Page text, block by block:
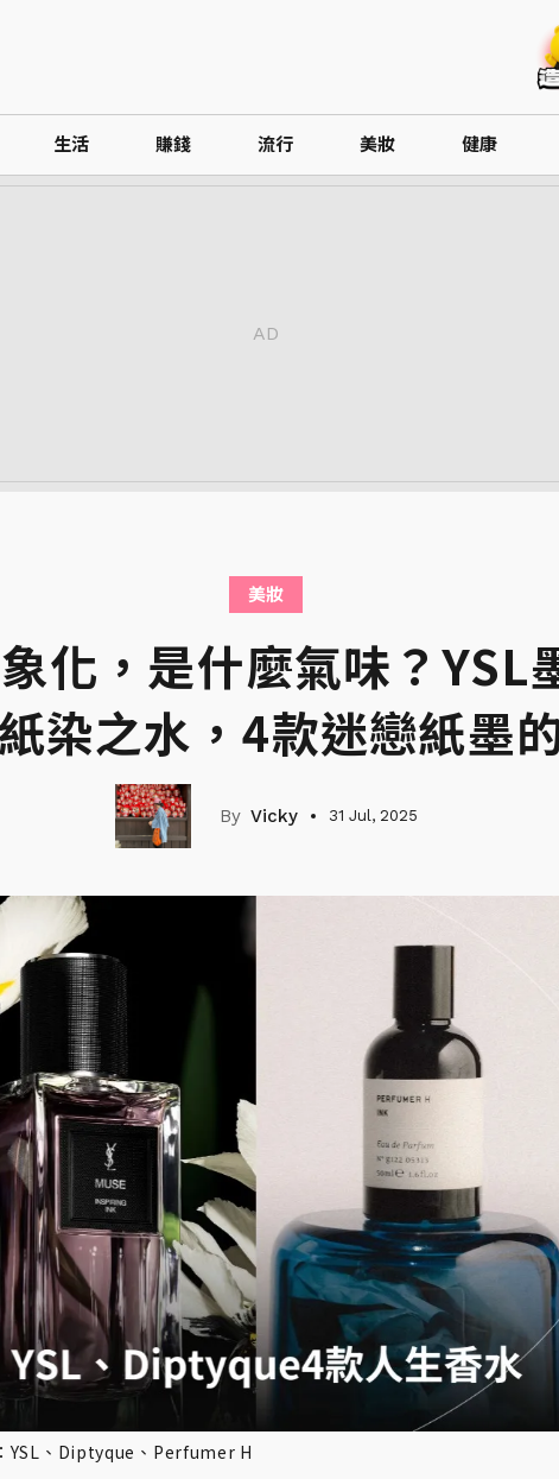
生活 賺錢 流行 美妝 健康
美妝
化，是什麼氣味？YSL
染之水，4款迷戀紙墨
Vicky 31 Jul, 2025
YSL、Diptyque、Perfumer H